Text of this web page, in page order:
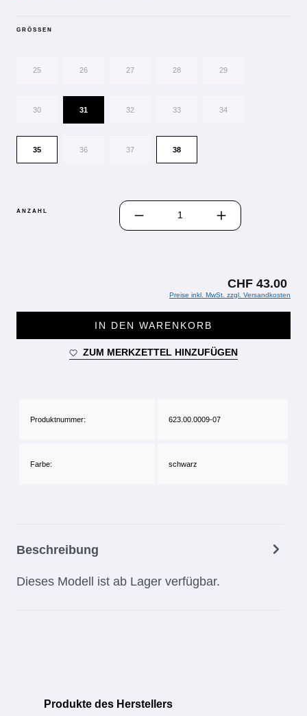
GRÖSSEN
25 26 27 28 29
30 31 32 33 34
35 36 37 38
ANZAHL
PRODUKT ANZAHL: GIB DEN
CHF 43.00
Preise inkl. MwSt. zzgl. Versandkosten
IN DEN WARENKORB
ZUM MERKZETTEL HINZUFÜGEN
Produktnummer: 623.00.0009-07
Farbe: schwarz
Beschreibung
Dieses Modell ist ab Lager verfügbar.
Produktgalerie überspringen
Produkte des Herstellers